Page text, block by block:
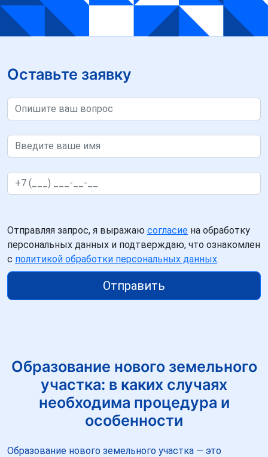
Оставьте заявку
Отправляя запрос, я выражаю согласие на обработку
персональных данных и подтверждаю, что ознакомлен
с политикой обработки персональных данных.
Отправить
Образование нового земельного
участка: в каких случаях
необходима процедура и
особенности
Образование нового земельного участка — это